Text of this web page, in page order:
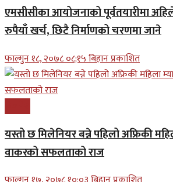
एमसीसीका आयोजनाको पूर्वतयारीमा
रुपैयाँ खर्च, छिटै निर्माणको चरणमा जाने
फाल्गुन १८, २०७८ ०८;१५ बिहान प्रकाशित
यस्तो छ मिलेनियर बन्ने पहिलो अफ्रिकी
वाकरको सफलताको राज